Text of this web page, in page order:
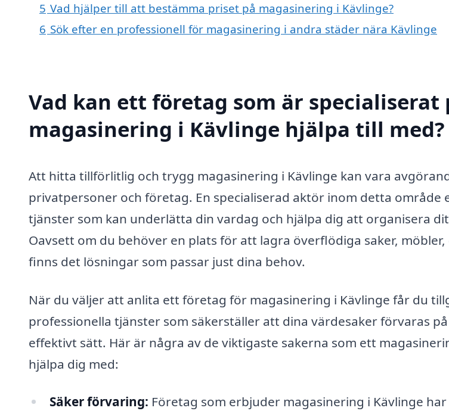
5 Vad hjälper till att bestämma priset på magasinering i Kävlinge?
6 Sök efter en professionell för magasinering i andra städer nära Kävlinge
Vad kan ett företag som är specialiserat
magasinering i Kävlinge hjälpa till med?
Att hitta tillförlitlig och trygg magasinering i Kävlinge kan vara
privatpersoner och företag. En specialiserad aktör inom detta område
tjänster som kan underlätta din vardag och hjälpa dig att organisera
Oavsett om du behöver en plats för att lagra överflödiga saker,
finns det lösningar som passar just dina behov.
När du väljer att anlita ett företag för magasinering i Kävlinge får du
professionella tjänster som säkerställer att dina värdesaker förvaras
effektivt sätt. Här är några av de viktigaste sakerna som ett
hjälpa dig med:
Säker förvaring: Företag som erbjuder magasinering i Kävlinge